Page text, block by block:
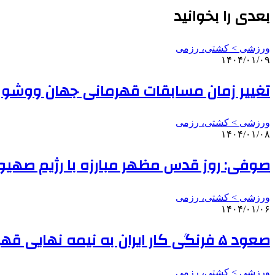
بعدی را بخوانید
ورزشی > کشتی، رزمی
۱۴۰۴/۰۱/۰۹
تغییر زمان مسابقات قهرمانی جهان ووشو
ورزشی > کشتی، رزمی
۱۴۰۴/۰۱/۰۸
صوفی: روز قدس مظهر مبارزه با رژیم
ورزشی > کشتی، رزمی
۱۴۰۴/۰۱/۰۶
صعود ۵ فرنگی کار ایران به نیمه نهایی قهرمانی آسیا
ورزشی > کشتی، رزمی